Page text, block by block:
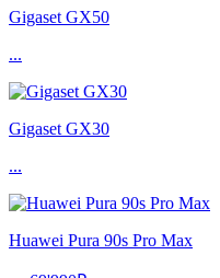
Gigaset GX50
...
Gigaset GX30
...
Huawei Pura 90s Pro Max